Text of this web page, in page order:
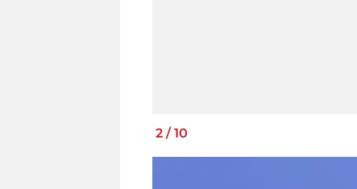
2 /10